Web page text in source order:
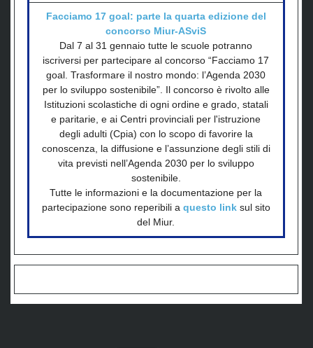
Facciamo 17 goal: parte la quarta edizione del
concorso Miur-ASviS
Dal 7 al 31 gennaio tutte le scuole potranno
iscriversi per partecipare al concorso “Facciamo 17
goal. Trasformare il nostro mondo: l’Agenda 2030
per lo sviluppo sostenibile”. Il concorso è rivolto alle
Istituzioni scolastiche di ogni ordine e grado, statali
e paritarie, e ai Centri provinciali per l'istruzione
degli adulti (Cpia) con lo scopo di favorire la
conoscenza, la diffusione e l’assunzione degli stili di
vita previsti nell’Agenda 2030 per lo sviluppo
sostenibile.
Tutte le informazioni e la documentazione per la
partecipazione sono reperibili a questo linksul sito
del Miur.